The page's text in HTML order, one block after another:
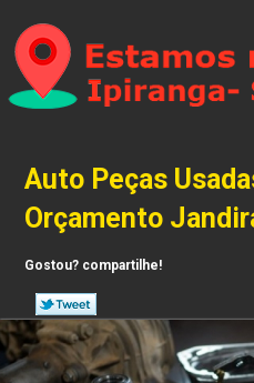
Auto Peças
Orçamento
Gostou? compartilhe!